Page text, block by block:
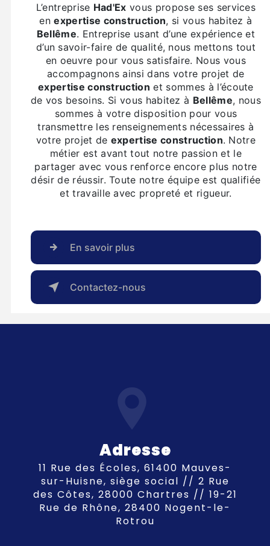
L’entreprise Had'Ex vous propose ses services
enexpertise construction, si vous habitez à
Bellême. Entreprise usant d’une expérience et
d’un savoir-faire de qualité, nous mettons tout
en oeuvre pour vous satisfaire. Nous vous
accompagnons ainsi dans votre projet de
expertise construction et sommes à l’écoute
de vos besoins. Si vous habitez à Bellême, nous
sommes à votre disposition pour vous
transmettre les renseignements nécessaires à
votre projet de expertise construction. Notre
métier est avant tout notre passion et le
partager avec vous renforce encore plus notre
désir de réussir. Toute notre équipe est qualifiée
et travaille avec propreté et rigueur.
En savoir plus
Contactez-nous
Adresse
11 Rue des Écoles, 61400 Mauves-
sur-Huisne, siège social // 2 Rue
des Côtes, 28000 Chartres // 19-21
Rue de Rhône, 28400 Nogent-le-
Rotrou